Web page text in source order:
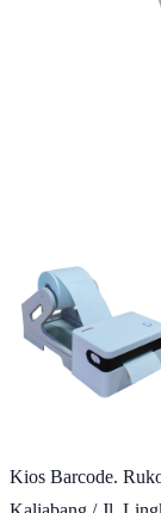
Kios Barcode.